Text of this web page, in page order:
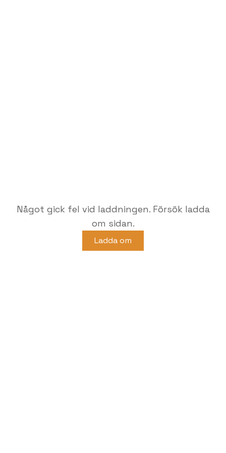
Något gick fel vid laddningen. Försök ladda
om sidan.
Ladda om